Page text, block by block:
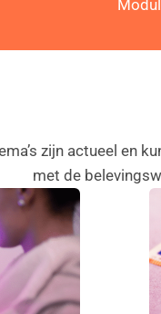
zijn actueel en
met de